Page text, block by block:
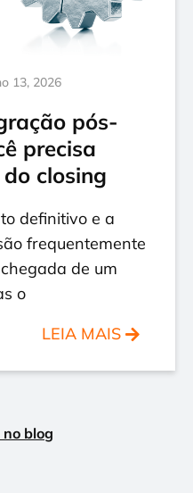
13, 2026
pós-
precisa
closing
definitivo e a
frequentemente
de um
o
LEIA MAIS
blog